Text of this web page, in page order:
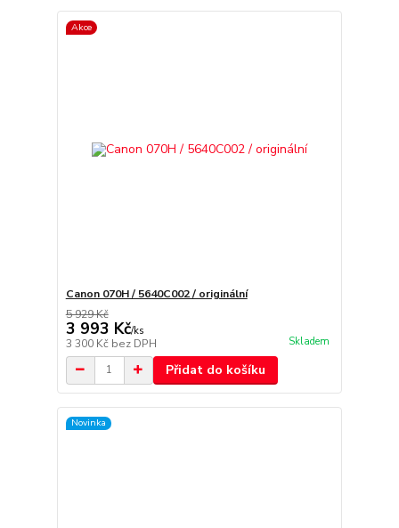
Akce
Canon 070H / 5640C002 / originální
5 929 Kč
3 993 Kč/ks
3 300 Kč bez DPH Skladem
Přidat do košíku
Novinka